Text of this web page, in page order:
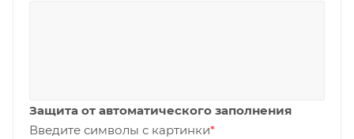
Защита от автоматического заполнения
Введите символы с картинки*